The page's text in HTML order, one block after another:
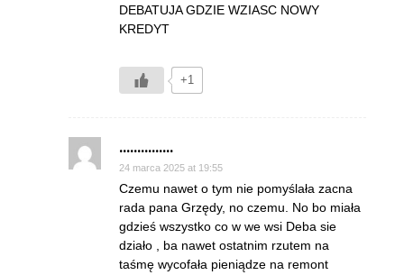
DEBATUJA GDZIE WZIASC NOWY
KREDYT
+1
...............
24 marca 2025 at 19:55
Czemu nawet o tym nie pomyślała zacna
rada pana Grzędy, no czemu. No bo miała
gdzieś wszystko co w we wsi Deba sie
działo , ba nawet ostatnim rzutem na
taśmę wycofała pieniądze na remont